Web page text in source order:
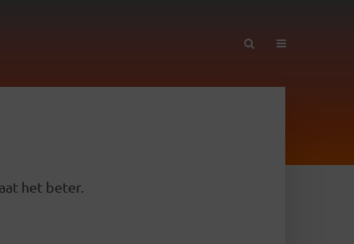
het beter.